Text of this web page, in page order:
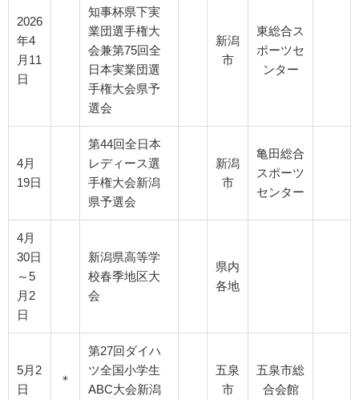
2026
年4
月11
日
知事杯県下実
業団選手権大
会兼第75回全
日本実業団選
手権大会県予
選会
新潟
市
東総合ス
ポーツセ
ンター
4月
19日
第44回全日本
レディース選
手権大会新潟
県予選会
新潟
市
亀田総合
スポーツ
センター
4月
30日
～5
月2
日
新潟県高等学
校春季地区大
会
県内
各地
5月2
日
＊
第27回ダイハ
ツ全国小学生
ABC大会新潟
五泉
市
五泉市総
合会館